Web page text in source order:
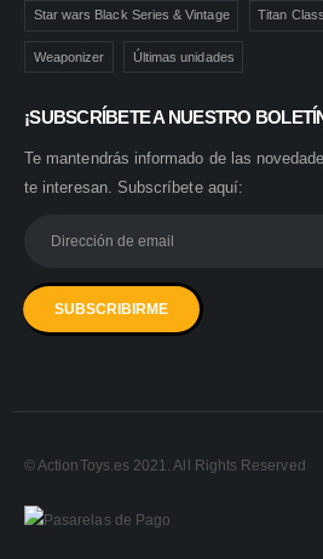
Star wars Black Series & Vintage Titan Class
Weaponizer Últimas unidades
¡SUBSCRÍBETE A NUESTRO
Te mantendrás informado de las
te interesan. Subscríbete aquí:
© ActionToys.es 2021. All Rights Reserved